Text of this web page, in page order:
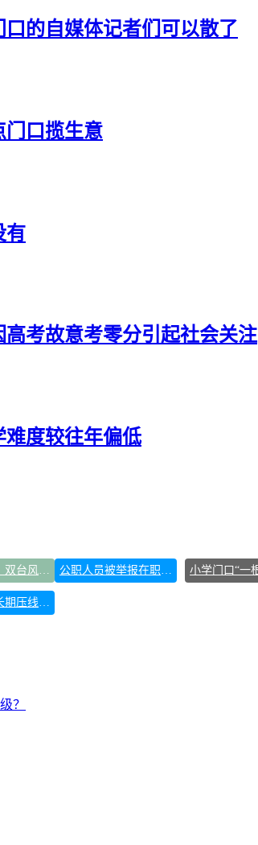
的自媒体记者们可以散了
门口揽生意
有
高考故意考零分引起社会关注
难度较往年偏低
四预警齐发！双台风影响多个海域 公职人员被举报在职校开餐厅超市
车主因邻车长期压线停车安装防护栏
？